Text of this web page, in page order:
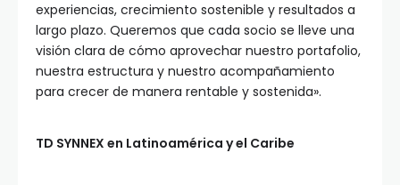
experiencias, crecimiento sostenible y resultados a
largo plazo. Queremos que cada socio se lleve una
visión clara de cómo aprovechar nuestro portafolio,
nuestra estructura y nuestro acompañamiento
para crecer de manera rentable y sostenida».
TD SYNNEX en Latinoamérica y el Caribe